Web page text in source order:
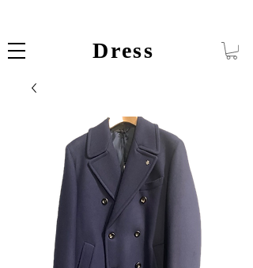
Dress